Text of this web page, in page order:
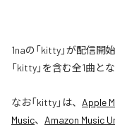
1naの「kitty」が配信開
「kitty」を含む全1曲と
なお「kitty」は、 Apple
Music、 Amazon Music